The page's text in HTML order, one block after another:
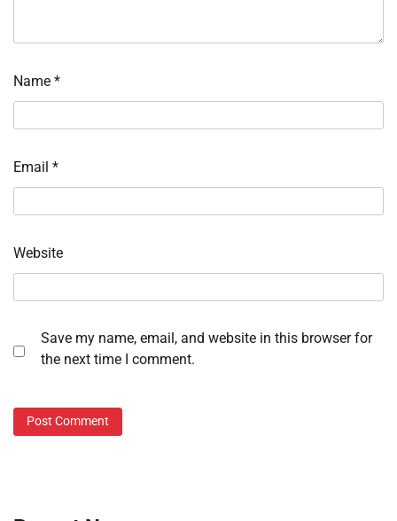
Name *
Email *
Website
Save my name, email, and website in this browser for
the next time I comment.